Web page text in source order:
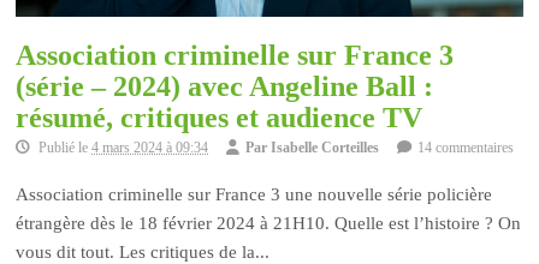
Association criminelle sur France 3
(série – 2024) avec Angeline Ball :
résumé, critiques et audience TV
Publié le4 mars 2024 à 09:34 ParIsabelle Corteilles 14 commentaires
Association criminelle sur France 3 une nouvelle série policière
étrangère dès le 18 février 2024 à 21H10. Quelle est l’histoire ? On
vous dit tout. Les critiques de la...